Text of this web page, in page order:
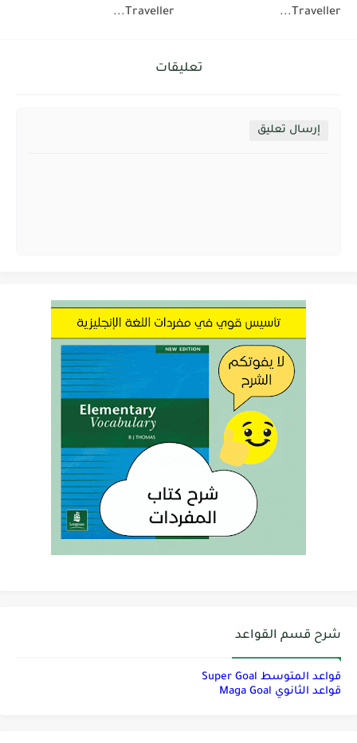
Traveller...
Traveller...
تعليقات
إرسال تعليق
شرح قسم القواعد
قواعد المتوسط Super Goal
قواعد الثانوي Maga Goal